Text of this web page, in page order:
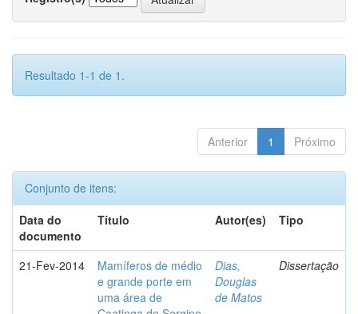
Resultado 1-1 de 1.
Anterior 1 Próximo
Conjunto de itens:
Data do
documento
Título Autor(es) Tipo
21-Fev-2014
Mamíferos de médio
e grande porte em
uma área de
Dias,
Douglas
de Matos
Dissertação